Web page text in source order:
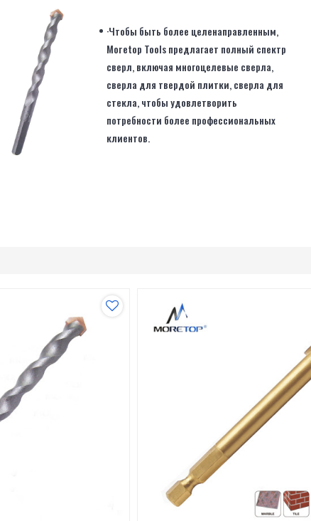
·Чтобы быть более целенаправленным,
Moretop Tools предлагает полный спектр
сверл, включая многоцелевые сверла,
сверла для твердой плитки, сверла для
стекла, чтобы удовлетворить
потребности более профессиональных
клиентов.